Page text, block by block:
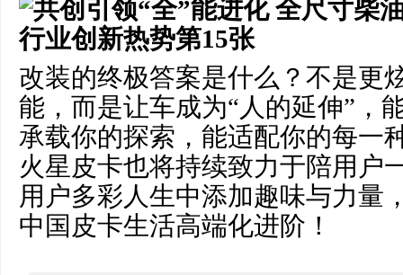
改装的终极答案是什么？不是更
能，而是让车成为“人的延伸”，
承载你的探索，能适配你的每一
火星皮卡也将持续致力于陪用户
用户多彩人生中添加趣味与力量
中国皮卡生活高端化进阶！